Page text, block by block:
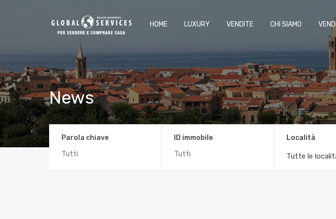
HOME LUXURY VENDITE CHI SIAMO
News
Parola chiave ID immobile Località
Tutte le